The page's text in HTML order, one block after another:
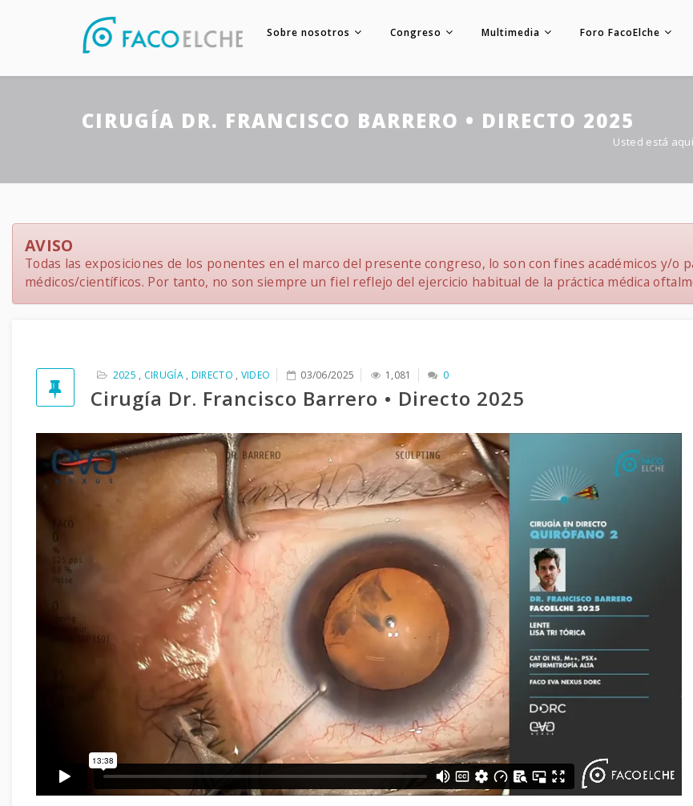
Sobre nosotros Congreso Multimedia Foro FacoElche
CIRUGÍA DR. FRANCISCO BARRERO • DIRECTO 2025
Usted está
AVISO
Todas las exposiciones de los ponentes en el marco del presente congreso, lo son con fines académicos y/
médicos/científicos. Por tanto, no son siempre un fiel reflejo del ejercicio habitual de la práctica médica
2025 , CIRUGÍA, DIRECTO , VIDEO 03/06/2025 1,081 0
Cirugía Dr. Francisco Barrero • Directo 2025